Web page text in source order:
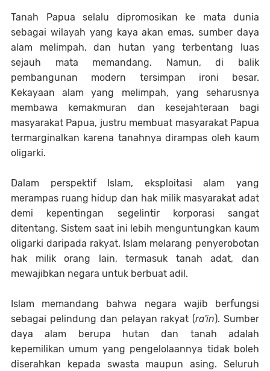
Tanah Papua selalu dipromosikan ke mata dunia
sebagai wilayah yang kaya akan emas, sumber daya
alam melimpah, dan hutan yang terbentang luas
sejauh mata memandang. Namun, di balik
pembangunan modern tersimpan ironi besar.
Kekayaan alam yang melimpah, yang seharusnya
membawa kemakmuran dan kesejahteraan bagi
masyarakat Papua, justru membuat masyarakat Papua
termarginalkan karena tanahnya dirampas oleh kaum
oligarki.
Dalam perspektif Islam, eksploitasi alam yang
merampas ruang hidup dan hak milik masyarakat adat
demi kepentingan segelintir korporasi sangat
ditentang. Sistem saat ini lebih menguntungkan kaum
oligarki daripada rakyat. Islam melarang penyerobotan
hak milik orang lain, termasuk tanah adat, dan
mewajibkan negara untuk berbuat adil.
Islam memandang bahwa negara wajib berfungsi
sebagai pelindung dan pelayan rakyat (ra'in). Sumber
daya alam berupa hutan dan tanah adalah
kepemilikan umum yang pengelolaannya tidak boleh
diserahkan kepada swasta maupun asing. Seluruh